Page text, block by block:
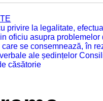
privire la legalitate,
oficiu asupra
se consemnează, în
ale ședințelor
căsătorie